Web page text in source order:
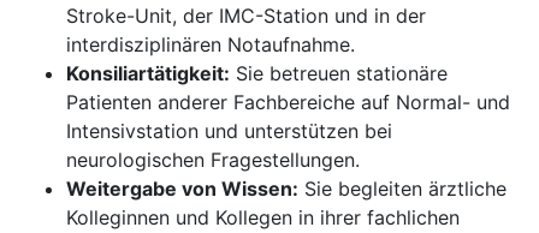
Stroke-Unit, der IMC-Station und in der
interdisziplinären Notaufnahme.
Konsiliartätigkeit: Sie betreuen stationäre
Patienten anderer Fachbereiche auf Normal- und
Intensivstation und unterstützen bei
neurologischen Fragestellungen.
Weitergabe von Wissen: Sie begleiten ärztliche
Kolleginnen und Kollegen in ihrer fachlichen